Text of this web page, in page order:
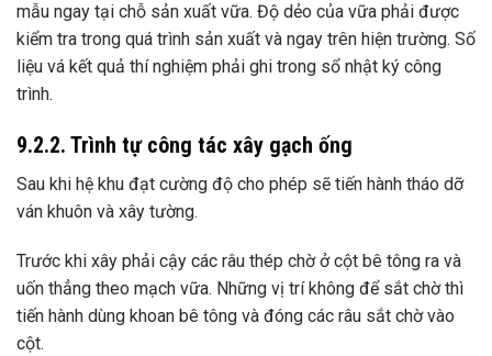
mẫu ngay tại chỗ sản xuất vữa. Độ dẻo của vữa phải được
kiểm tra trong quá trình sản xuất và ngay trên hiện trường. Số
liệu vá kết quả thí nghiệm phải ghi trong sổ nhật ký công
trình.
9.2.2. Trình tự công tác xây gạch ống
Sau khi hệ khu đạt cường độ cho phép sẽ tiến hành tháo dỡ
ván khuôn và xây tường.
Trước khi xây phải cậy các râu thép chờ ở cột bê tông ra và
uốn thẳng theo mạch vữa. Những vị trí không để sắt chờ thì
tiến hành dùng khoan bê tông và đóng các râu sắt chờ vào
cột.